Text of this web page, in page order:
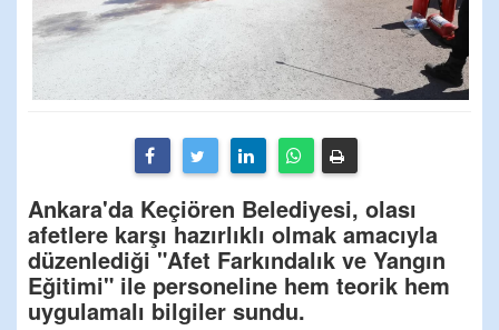
Ankara'da Keçiören Belediyesi, olası
afetlere karşı hazırlıklı olmak amacıyla
düzenlediği "Afet Farkındalık ve Yangın
Eğitimi" ile personeline hem teorik hem
uygulamalı bilgiler sundu.